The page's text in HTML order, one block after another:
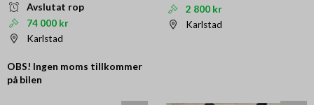
Avslutat rop
74 000 kr
Karlstad
OBS! Ingen moms tillkommer
på bilen
2 800 kr
Karlstad